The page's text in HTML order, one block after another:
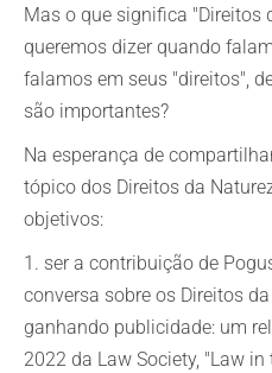
Mas o que significa "Direitos
queremos dizer quando
falamos em seus "direitos",
são importantes?
Na esperança de
tópico dos Direitos da
objetivos:
1. ser a contribuição de
conversa sobre os Direitos
ganhando publicidade: um
2022 da Law Society, "Law